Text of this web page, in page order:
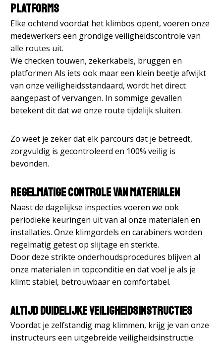
platforms
Elke ochtend voordat het klimbos opent, voeren onze
medewerkers een grondige veiligheidscontrole van
alle routes uit.
We checken touwen, zekerkabels, bruggen en
platformen Als iets ook maar een klein beetje afwijkt
van onze veiligheidsstandaard, wordt het direct
aangepast of vervangen. In sommige gevallen
betekent dit dat we onze route tijdelijk sluiten.
Zo weet je zeker dat elk parcours dat je betreedt,
zorgvuldig is gecontroleerd en 100% veilig is
bevonden.
Regelmatige controle van materialen
Naast de dagelijkse inspecties voeren we ook
periodieke keuringen uit van al onze materialen en
installaties. Onze klimgordels en carabiners worden
regelmatig getest op slijtage en sterkte.
Door deze strikte onderhoudsprocedures blijven al
onze materialen in topconditie en dat voel je als je
klimt: stabiel, betrouwbaar en comfortabel.
Altijd duidelijke veiligheidsinstructies
Voordat je zelfstandig mag klimmen, krijg je van onze
instructeurs een uitgebreide veiligheidsinstructie.